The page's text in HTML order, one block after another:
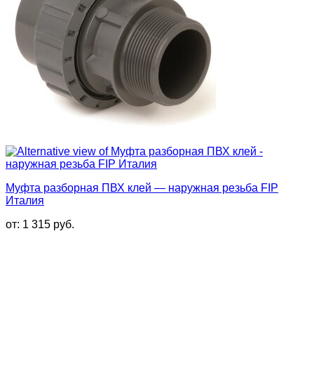
Муфта разборная ПВХ клей — наружная резьба FIP
Италия
от: 1 315 руб.